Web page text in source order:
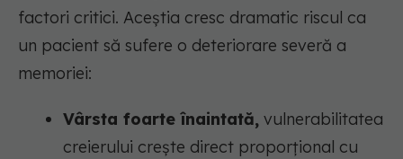
factori critici. Aceștia cresc dramatic riscul ca
un pacient să sufere o deteriorare severă a
memoriei:
Vârsta foarte înaintată, vulnerabilitatea
creierului crește direct proporțional cu